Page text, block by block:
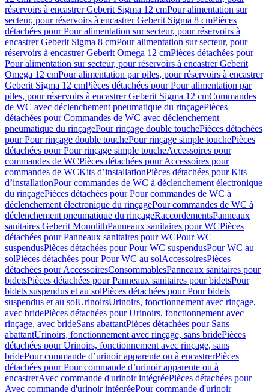
réservoirs à encastrer Geberit Sigma 12 cmPour alimentation sur
secteur, pour réservoirs à encastrer Geberit Sigma 8 cmPièces
détachées pour Pour alimentation sur secteur, pour réservoirs à
encastrer Geberit Sigma 8 cmPour alimentation sur secteur, pour
réservoirs à encastrer Geberit Omega 12 cmPièces détachées pour
Pour alimentation sur secteur, pour réservoirs à encastrer Geberit
Omega 12 cmPour alimentation par piles, pour réservoirs à encastrer
Geberit Sigma 12 cmPièces détachées pour Pour alimentation par
piles, pour réservoirs à encastrer Geberit Sigma 12 cmCommandes
de WC avec déclenchement pneumatique du rinçagePièces
détachées pour Commandes de WC avec déclenchement
pneumatique du rinçagePour rinçage double touchePièces détachées
pour Pour rinçage double touchePour rinçage simple touchePièces
détachées pour Pour rinçage simple toucheAccessoires pour
commandes de WCPièces détachées pour Accessoires pour
commandes de WCKits d’installationPièces détachées pour Kits
d’installationPour commandes de WC à déclenchement électronique
du rinçagePièces détachées pour Pour commandes de WC à
déclenchement électronique du rinçagePour commandes de WC à
déclenchement pneumatique du rinçageRaccordementsPanneaux
sanitaires Geberit MonolithPanneaux sanitaires pour WCPièces
détachées pour Panneaux sanitaires pour WCPour WC
suspendusPièces détachées pour Pour WC suspendusPour WC au
solPièces détachées pour Pour WC au solAccessoiresPièces
détachées pour AccessoiresConsommablesPanneaux sanitaires pour
bidetsPièces détachées pour Panneaux sanitaires pour bidetsPour
bidets suspendus et au solPièces détachées pour Pour bidets
suspendus et au solUrinoirsUrinoirs, fonctionnement avec rinçage,
avec bridePièces détachées pour Urinoirs, fonctionnement avec
rinçage, avec brideSans abattantPièces détachées pour Sans
abattantUrinoirs, fonctionnement avec rinçage, sans bridePièces
détachées pour Urinoirs, fonctionnement avec rinçage, sans
bridePour commande d’urinoir apparente ou à encastrerPièces
détachées pour Pour commande d’urinoir apparente ou à
encastrerAvec commande d'urinoir intégréePièces détachées pour
Avec commande d'urinoir intégréePour commande d'urinoir